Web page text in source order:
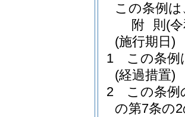
この条例
附 則 (
(施行期日)
1
この条例
(経過措置)
2
この条例
の第7条の